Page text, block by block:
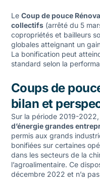
Le Coup de pouce
collectifs(arrêté du 5
copropriétés et bailleurs
globales atteignant un
La bonification peut
standard selon la
Coups de
bilan et
Sur la période 2019-
d’énergie grandes
permis aux grands
bonifiées sur certaines
dans les secteurs de la
l’agroalimentaire. Ce
décembre 2022 et n’a